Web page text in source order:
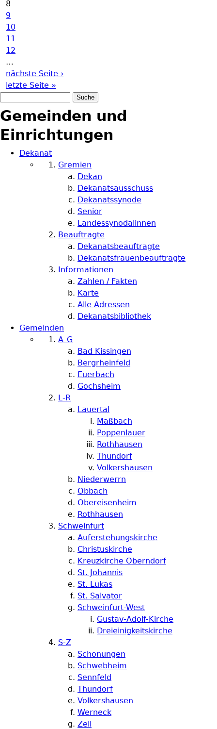
8
9
10
11
12
…
nächste Seite ›
letzte Seite »
Suchformular
Gemeinden und
Einrichtungen
Dekanat
Gremien
Dekan
Dekanatsausschuss
Dekanatssynode
Senior
Landessynodalinnen
Beauftragte
Dekanatsbeauftragte
Dekanatsfrauenbeauftragte
Informationen
Zahlen / Fakten
Karte
Alle Adressen
Dekanatsbibliothek
Gemeinden
A-G
Bad Kissingen
Bergrheinfeld
Euerbach
Gochsheim
L-R
Lauertal
Maßbach
Poppenlauer
Rothhausen
Thundorf
Volkershausen
Niederwerrn
Obbach
Obereisenheim
Rothhausen
Schweinfurt
Auferstehungskirche
Christuskirche
Kreuzkirche Oberndorf
St. Johannis
St. Lukas
St. Salvator
Schweinfurt-West
Gustav-Adolf-Kirche
Dreieinigkeitskirche
S-Z
Schonungen
Schwebheim
Sennfeld
Thundorf
Volkershausen
Werneck
Zell